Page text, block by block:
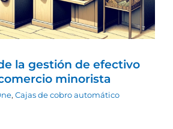
la gestión de efectivo
minorista
, Cajas de cobro automático